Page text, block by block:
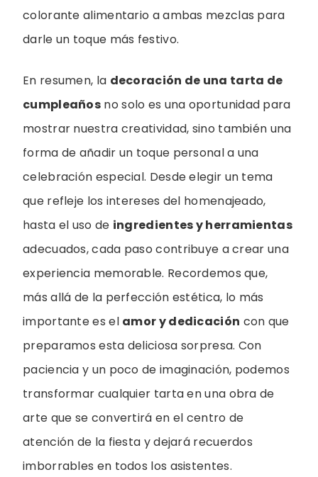
colorante alimentario a ambas mezclas para
darle un toque más festivo.
En resumen, la decoración de una tarta de
cumpleaños no solo es una oportunidad para
mostrar nuestra creatividad, sino también una
forma de añadir un toque personal a una
celebración especial. Desde elegir un tema
que refleje los intereses del homenajeado,
hasta el uso de ingredientes y herramientas
adecuados, cada paso contribuye a crear una
experiencia memorable. Recordemos que,
más allá de la perfección estética, lo más
importante es el amor y dedicación con que
preparamos esta deliciosa sorpresa. Con
paciencia y un poco de imaginación, podemos
transformar cualquier tarta en una obra de
arte que se convertirá en el centro de
atención de la fiesta y dejará recuerdos
imborrables en todos los asistentes.